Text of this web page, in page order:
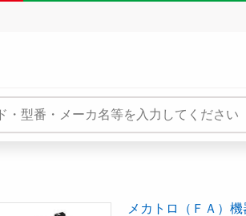
メカトロ（ＦＡ）機